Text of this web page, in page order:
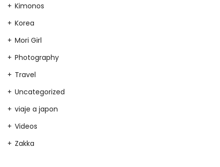
Kimonos
Korea
Mori Girl
Photography
Travel
Uncategorized
viaje a japon
Videos
Zakka